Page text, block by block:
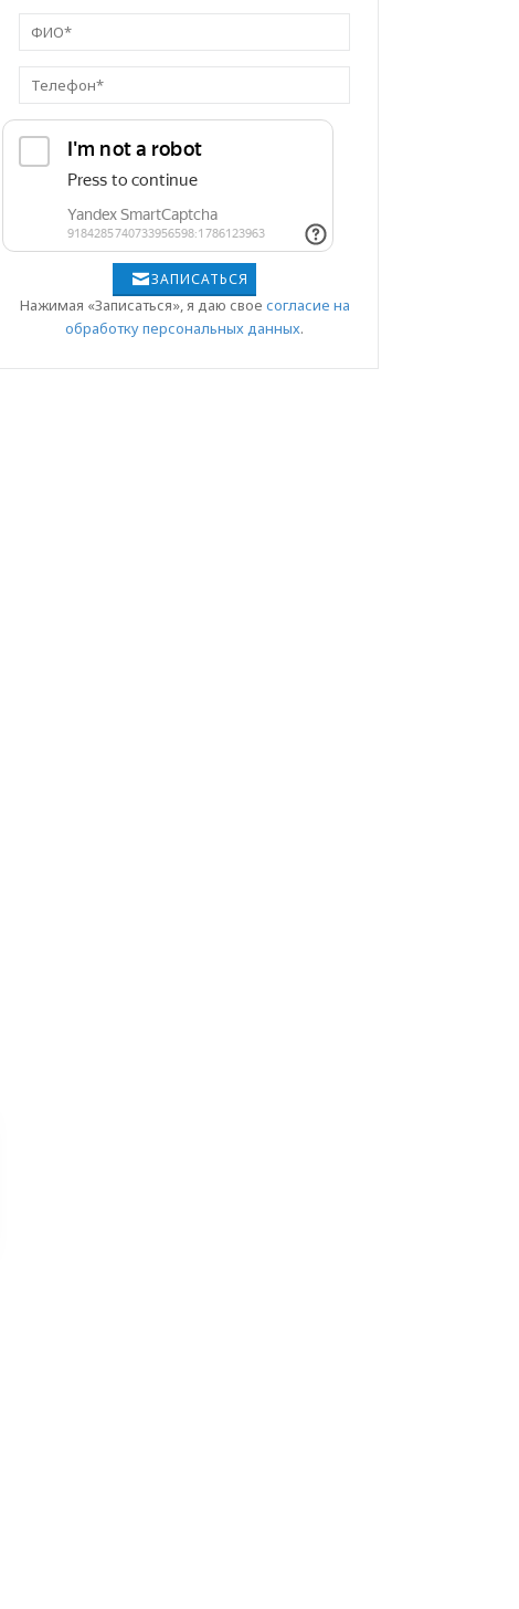
ЗАПИСАТЬСЯ
Нажимая «Записаться», я даю свое согласие на
обработку персональных данных.